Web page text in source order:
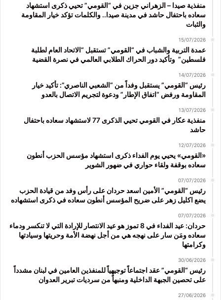
منفذية صيدا – الزهراني جزين في “القومي” تحيي ذكرى استشهاد
سعاده باحتفال حاشد في مدينة صيدا.. والكلمات تؤكد خيار المقاومة
والثبات
15/07/2026
عمدة التربية والشباب في “القومي” تستقبل “الاتحاد العام لطلبة
فلسطين” وتأكيد دور الحراك الطلابي العالمي في نصرة القضية
14/07/2026
رئيس “القومي” يستقبل وفداً من “الشعبي الناصري”: تأكيد خيار
المقاومة ورفض “اتفاق الإطار” ودعوة لتجريم الاتصال بالعدو
13/07/2026
منفذية عكار في القومي تحيي الذكرى 77 لاستشهاد سعاده باحتفال
حاشد
12/07/2026
«القومي» يحيي يوم الفداء ذكرى استشهاد مؤسس الحزب أنطون
سعاده بوقفة ولقاء حواري في ضهور الشوير
07/07/2026
رئيس “القومي” الأمين اسعد حردان على رأس وفد من قيادة الحزب
يضع اكليل زهر على ضريح المؤسس أنطون سعاده في ذكرى استشهاده
07/07/2026
حردان: عيد الفداء في 8 تموز هو عيد الانتصار للإرادة التي لا تنكسر ودماء
سعاده ومَن سار على نهجه هي من أجل نهضة الأمة وحريتها وسيادتها
وكرامتها
30/06/2026
رئيس “القومي” عقد اجتماعاً توجيهياً للمنفذين العامين في لبنان مشدداً
على تحصين الجبهة الداخلية ومنبهاً من سرديات تبرير العدوان
27/06/2026